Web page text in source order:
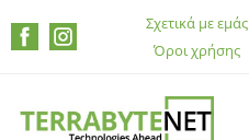
Σχετικά με εμάς
Όροι χρήσης